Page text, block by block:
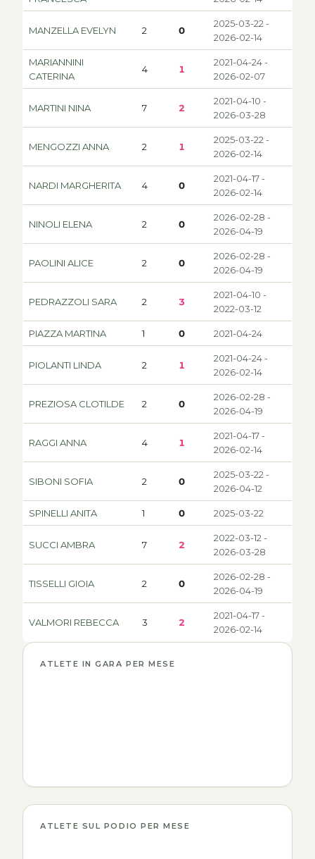
MANZELLA EVELYN 2 0
2025-03-22 -
2026-02-14
MARIANNINI
CATERINA
4 1
2021-04-24 -
2026-02-07
MARTINI NINA 7 2
2021-04-10 -
2026-03-28
MENGOZZI ANNA 2 1
2025-03-22 -
2026-02-14
NARDI MARGHERITA 4 0
2021-04-17 -
2026-02-14
NINOLI ELENA 2 0
2026-02-28 -
2026-04-19
PAOLINI ALICE 2 0
2026-02-28 -
2026-04-19
PEDRAZZOLI SARA 2 3
2021-04-10 -
2022-03-12
PIAZZA MARTINA 1 0 2021-04-24
PIOLANTI LINDA 2 1
2021-04-24 -
2026-02-14
PREZIOSA CLOTILDE 2 0
2026-02-28 -
2026-04-19
RAGGI ANNA 4 1
2021-04-17 -
2026-02-14
SIBONI SOFIA 2 0
2025-03-22 -
2026-04-12
SPINELLI ANITA 1 0 2025-03-22
SUCCI AMBRA 7 2
2022-03-12 -
2026-03-28
TISSELLI GIOIA 2 0
2026-02-28 -
2026-04-19
VALMORI REBECCA 3 2
2021-04-17 -
2026-02-14
ATLETE IN GARA PER MESE
ATLETE SUL PODIO PER MESE